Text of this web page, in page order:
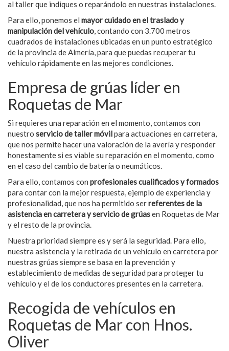
al taller que indiques o reparándolo en nuestras instalaciones.
Para ello, ponemos el mayor cuidado en el traslado y
manipulación del vehículo, contando con 3.700 metros
cuadrados de instalaciones ubicadas en un punto estratégico
de la provincia de Almería, para que puedas recuperar tu
vehículo rápidamente en las mejores condiciones.
Empresa de grúas líder en
Roquetas de Mar
Si requieres una reparación en el momento, contamos con
nuestro servicio de taller móvilpara actuaciones en carretera,
que nos permite hacer una valoración de la avería y responder
honestamente si es viable su reparación en el momento, como
en el caso del cambio de batería o neumáticos.
Para ello, contamos con profesionales cualificados y formados
para contar con la mejor respuesta, ejemplo de experiencia y
profesionalidad, que nos ha permitido serreferentes de la
asistencia en carretera y servicio de grúasen Roquetas de Mar
y el resto de la provincia.
Nuestra prioridad siempre es y será la seguridad. Para ello,
nuestra asistencia y la retirada de un vehículo en carretera por
nuestras grúas siempre se basa en la prevención y
establecimiento de medidas de seguridad para proteger tu
vehículo y el de los conductores presentes en la carretera.
Recogida de vehículos en
Roquetas de Mar con Hnos.
Oliver